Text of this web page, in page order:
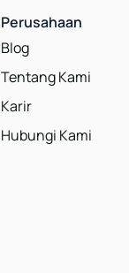
Perusahaan
Blog
Tentang Kami
Karir
Hubungi Kami